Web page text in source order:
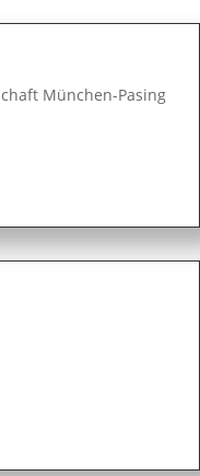
München-Pasing